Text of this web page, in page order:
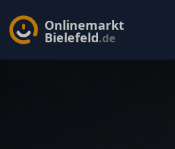
Onlinemarkt
Bielefeld.de